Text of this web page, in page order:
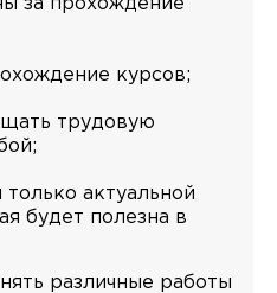
за прохождение
курсов;
трудовую
только актуальной
будет полезна в
различные работы